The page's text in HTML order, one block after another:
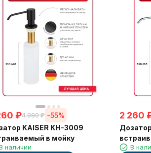
₽4 980 ₽ -55%
KAISER KH-3009
в мойку
наличии
2 260
В